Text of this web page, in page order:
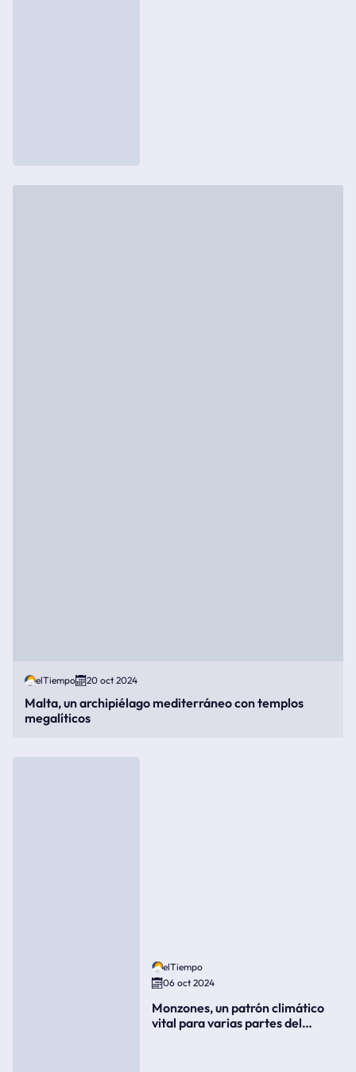
elTiempo 20 oct 2024
Malta, un archipiélago mediterráneo con templos
megalíticos
elTiempo
06 oct 2024
Monzones, un patrón climático
vital para varias partes del